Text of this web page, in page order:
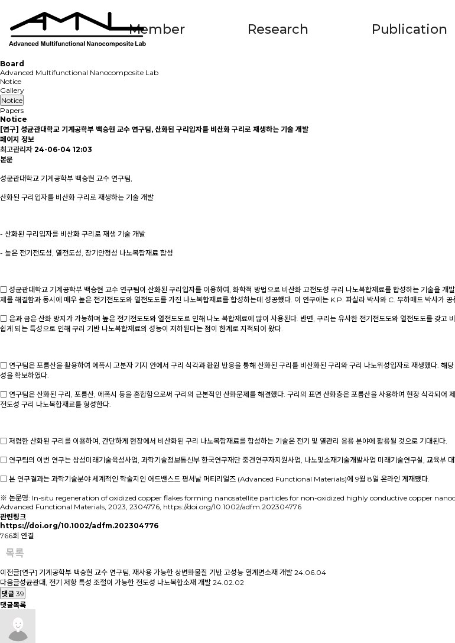
Member Research Publication
Board
Advanced Multifunctional Nanocomposite Lab
Notice
Gallery
Notice
Papers
Notice
[연구] 성균관대학교 기계공학부 백승현 교수 연구팀, 산화된 구리입자를 비산화 구리로 재생하는 기술 개발
페이지 정보
최고관리자 24-06-04 12:03
본문
성균관대학교 기계공학부 백승현 교수 연구팀,
산화된 구리입자를 비산화 구리로 재생하는 기술 개발
- 산화된 구리입자를 비산화 구리로 재생 기술 개발
- 높은 전기전도성, 열전도성, 장기안정성 나노복합재료 합성
□ 성균관대학교 기계공학부 백승현 교수 연구팀이 산화된 구리입자를 이용하여, 화학적 방법으로 비산화 고전도성 구리 나노복합재료를 합성하는 기술을
제를 해결함과 동시에 매우 높은 전기전도도와 열전도도를 가진 나노복합재료를 합성하는데 성공했다. 이 연구에는 K.P. 파실라 박사와 C. 무하매드 박사가 공
□ 은과 금은 산화 방지가 가능하며 높은 전기전도도와 열전도도로 인해 나노 복합재료에 많이 사용된다. 반면, 구리는 유사한 전기전도도와 열전도도를 갖
쉽게 되는 특성으로 인해 구리 기반 나노복합재료의 성능이 저하된다는 점이 한계로 지적되어 왔다.
□ 연구팀은 포름산을 활용하여 에폭시 고분자 기지 안에서 구리 식각과 환원 반응을 통해 산화된 구리를 비산화된 구리와 구리 나노위성입자로 재생했다.
성을 확보하였다.
□ 연구팀은 산화된 구리, 포름산, 에폭시 등을 혼합함으로써 구리의 근본적인 산화문제를 해결했다. 구리의 표면 산화층은 포름산을 사용하여 현장 식각되
전도성 구리 나노복합재료를 형성한다.
□ 저렴한 산화된 구리를 이용하여, 간단하게 현장에서 비산화된 구리 나노복합재료를 합성하는 기술은 전기 및 열관리 응용 분야에 활용될 것으로 기대된다.
□ 연구팀의 이번 연구는 삼성미래기술육성사업, 과학기술정보통신부 한국연구재단 중견연구자지원사업, 나노및소재기술개발사업 미래기술연구실, 교육부
□ 본 연구결과는 과학기술분야 세계적인 학술지인 어드밴스드 평셔날 머티리얼즈 (Advanced Functional Materials)에 9월 8일 온라인 게재됐다.
※ 논문명: In-situ regeneration of oxidized copper flakes forming nanosatellite particles for non-oxidized highly conductive copper
Advanced Functional Materials, 2023, 2304776, https://doi.org/10.1002/adfm.202304776
관련링크
https://doi.org/10.1002/adfm.202304776
766회 연결
목록
이전글[연구] 기계공학부 백승현 교수 연구팀, 재사용 가능한 상변화물질 기반 고성능 열계면소재 개발 24.06.04
다음글성균관대, 전기 저항 특성 조절이 가능한 전도성 나노복합소재 개발 24.02.02
댓글 39
댓글목록